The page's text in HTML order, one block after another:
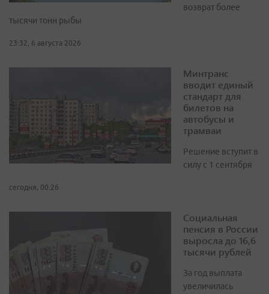
возврат более
тысячи тонн рыбы
23:32, 6 августа 2026
Минтранс
вводит единый
стандарт для
билетов на
автобусы и
трамваи
Решение вступит в
силу с 1 сентября
сегодня, 00:26
Социальная
пенсия в России
выросла до 16,6
тысячи рублей
За год выплата
увеличилась